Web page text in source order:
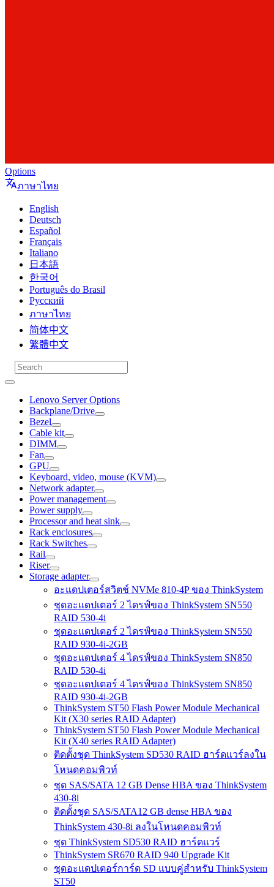
Options
ภาษาไทย
English
Deutsch
Español
Français
Italiano
日本語
한국어
Português do Brasil
Русский
ภาษาไทย
简体中文
繁體中文
Lenovo Server Options
Backplane/Drive
Bezel
Cable kit
DIMM
Fan
GPU
Keyboard, video, mouse (KVM)
Network adapter
Power management
Power supply
Processor and heat sink
Rack enclosures
Rack Switches
Rail
Riser
Storage adapter
อะแดปเตอร์สวิตช์ NVMe 810-4P ของ ThinkSystem
ชุดอะแดปเตอร์ 2 ไดรฟ์ของ ThinkSystem SN550
RAID 530-4i
ชุดอะแดปเตอร์ 2 ไดรฟ์ของ ThinkSystem SN550
RAID 930-4i-2GB
ชุดอะแดปเตอร์ 4 ไดรฟ์ของ ThinkSystem SN850
RAID 530-4i
ชุดอะแดปเตอร์ 4 ไดรฟ์ของ ThinkSystem SN850
RAID 930-4i-2GB
ThinkSystem ST50 Flash Power Module Mechanical
Kit (X30 series RAID Adapter)
ThinkSystem ST50 Flash Power Module Mechanical
Kit (X40 series RAID Adapter)
ติดตั้งชุด ThinkSystem SD530 RAID ฮาร์ดแวร์ลงใน
โหนดคอมพิวท์
ชุด SAS/SATA 12 GB Dense HBA ของ ThinkSystem
430-8i
ติดตั้งชุด SAS/SATA12 GB dense HBA ของ
ThinkSystem 430-8i ลงในโหนดคอมพิวท์
ชุด ThinkSystem SD530 RAID ฮาร์ดแวร์
ThinkSystem SR670 RAID 940 Upgrade Kit
ชุดอะแดปเตอร์การ์ด SD แบบคู่สำหรับ ThinkSystem
ST50